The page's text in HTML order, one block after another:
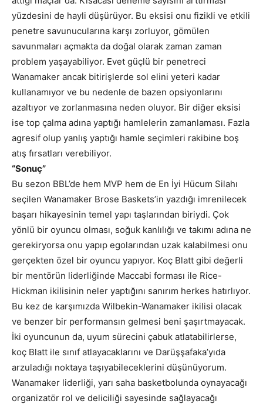
yüzdesini de hayli düşürüyor. Bu eksisi onu fizikli ve etkili
penetre savunucularına karşı zorluyor, gömülen
savunmaları açmakta da doğal olarak zaman zaman
problem yaşayabiliyor. Evet güçlü bir penetreci
Wanamaker ancak bitirişlerde sol elini yeteri kadar
kullanamıyor ve bu nedenle de bazen opsiyonlarını
azaltıyor ve zorlanmasına neden oluyor. Bir diğer eksisi
ise top çalma adına yaptığı hamlelerin zamanlaması. Fazla
agresif olup yanlış yaptığı hamle seçimleri rakibine boş
atış fırsatları verebiliyor.
“Sonuç”
Bu sezon BBL’de hem MVP hem de En İyi Hücum Silahı
seçilen Wanamaker Brose Baskets’in yazdığı imrenilecek
başarı hikayesinin temel yapı taşlarından biriydi. Çok
yönlü bir oyuncu olması, soğuk kanlılığı ve takımı adına ne
gerekiryorsa onu yapıp egolarından uzak kalabilmesi onu
gerçekten özel bir oyuncu yapıyor. Koç Blatt gibi değerli
bir mentörün liderliğinde Maccabi forması ile Rice-
Hickman ikilisinin neler yaptığını sanırım herkes hatırlıyor.
Bu kez de karşımızda Wilbekin-Wanamaker ikilisi olacak
ve benzer bir performansın gelmesi beni şaşırtmayacak.
İki oyuncunun da, uyum sürecini çabuk atlatabilirlerse,
koç Blatt ile sınıf atlayacaklarını ve Darüşşafaka’yıda
arzuladığı noktaya taşıyabileceklerini düşünüyorum.
Wanamaker liderliği, yarı saha basketbolunda oynayacağı
organizatör rol ve deliciliği sayesinde sağlayacağı